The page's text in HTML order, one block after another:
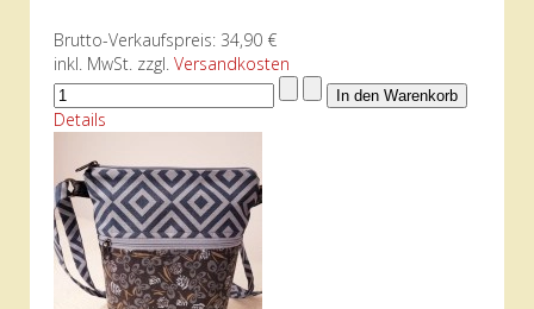
Brutto-Verkaufspreis: 34,90 €
inkl. MwSt. zzgl. Versandkosten
Details